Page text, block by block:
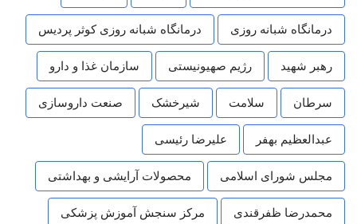
درمانگاه شبانه روزی درمانگاه شبانه روزی کوثر پردیس
رهبر شهید رژیم صهیونیستی سازمان غذا و دارو
سرطان سلامت شیرخشک صنعت داروسازی
عبدالعظیم بهفر علیرضا رئیسی
مجلس شورای اسلامی محصولات آرایشی و بهداشتی
محمدرضا ظفرقندی مرکز سنجش آموزش پزشکی